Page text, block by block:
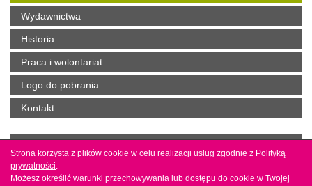
Strona korzysta z plików cookie w celu realizacji usług zgodnie z Polityką
prywatności.
Możesz określić warunki przechowywania lub dostępu do cookie w Twojej
Strona korzysta z plików cookie w celu realizacji usług zgodnie z Polityką
prywatności.
Możesz określić warunki przechowywania lub dostępu do cookie w Twojej
Wydawnictwa
Historia
Praca i wolontariat
Logo do pobrania
Kontakt
Copyright by mbp w Jaśle. Projekt i wykonanieAgencja